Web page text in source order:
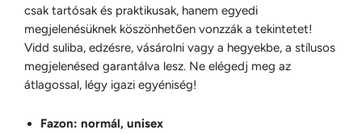
csak tartósak és praktikusak, hanem egyedi
megjelenésüknek köszönhetően vonzzák a tekintetet!
Vidd suliba, edzésre, vásárolni vagy a hegyekbe, a stílusos
megjelenésed garantálva lesz. Ne elégedj meg az
átlagossal, légy igazi egyéniség!
Fazon: normál, unisex